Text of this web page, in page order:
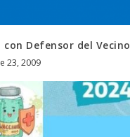
con Defensor del Vecino
23, 2009